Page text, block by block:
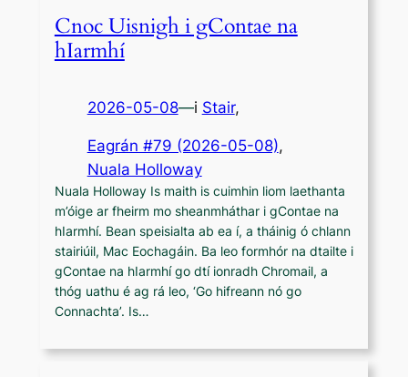
Cnoc Uisnigh i gContae na
hIarmhí
2026-05-08—i Stair,
Eagrán #79 (2026-05-08)
Nuala Holloway
Nuala Holloway Is maith is cuimhin liom laethanta
m’óige ar fheirm mo sheanmháthar i gContae na
hIarmhí. Bean speisialta ab ea í, a tháinig ó chlann
stairiúil, Mac Eochagáin. Ba leo formhór na dtailte i
gContae na hIarmhí go dtí ionradh Chromail, a
thóg uathu é ag rá leo, ‘Go hifreann nó go
Connachta’. Is…